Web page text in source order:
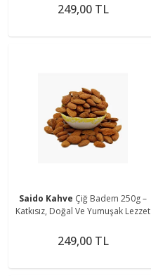
249,00 TL
Saido Kahve Çiğ Badem 250g –
Katkısız, Doğal Ve Yumuşak Lezzet
249,00 TL